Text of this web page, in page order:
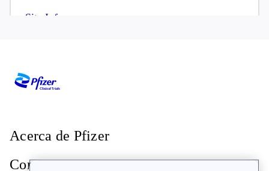
Site Info
Research Institute, University of
93037
Site Info
Acerca de Pfizer
Contacto